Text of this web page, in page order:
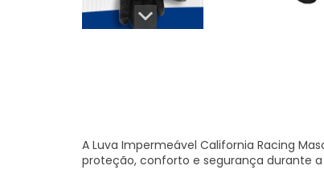
A Luva Impermeável California Racing
proteção, conforto e segurança durante